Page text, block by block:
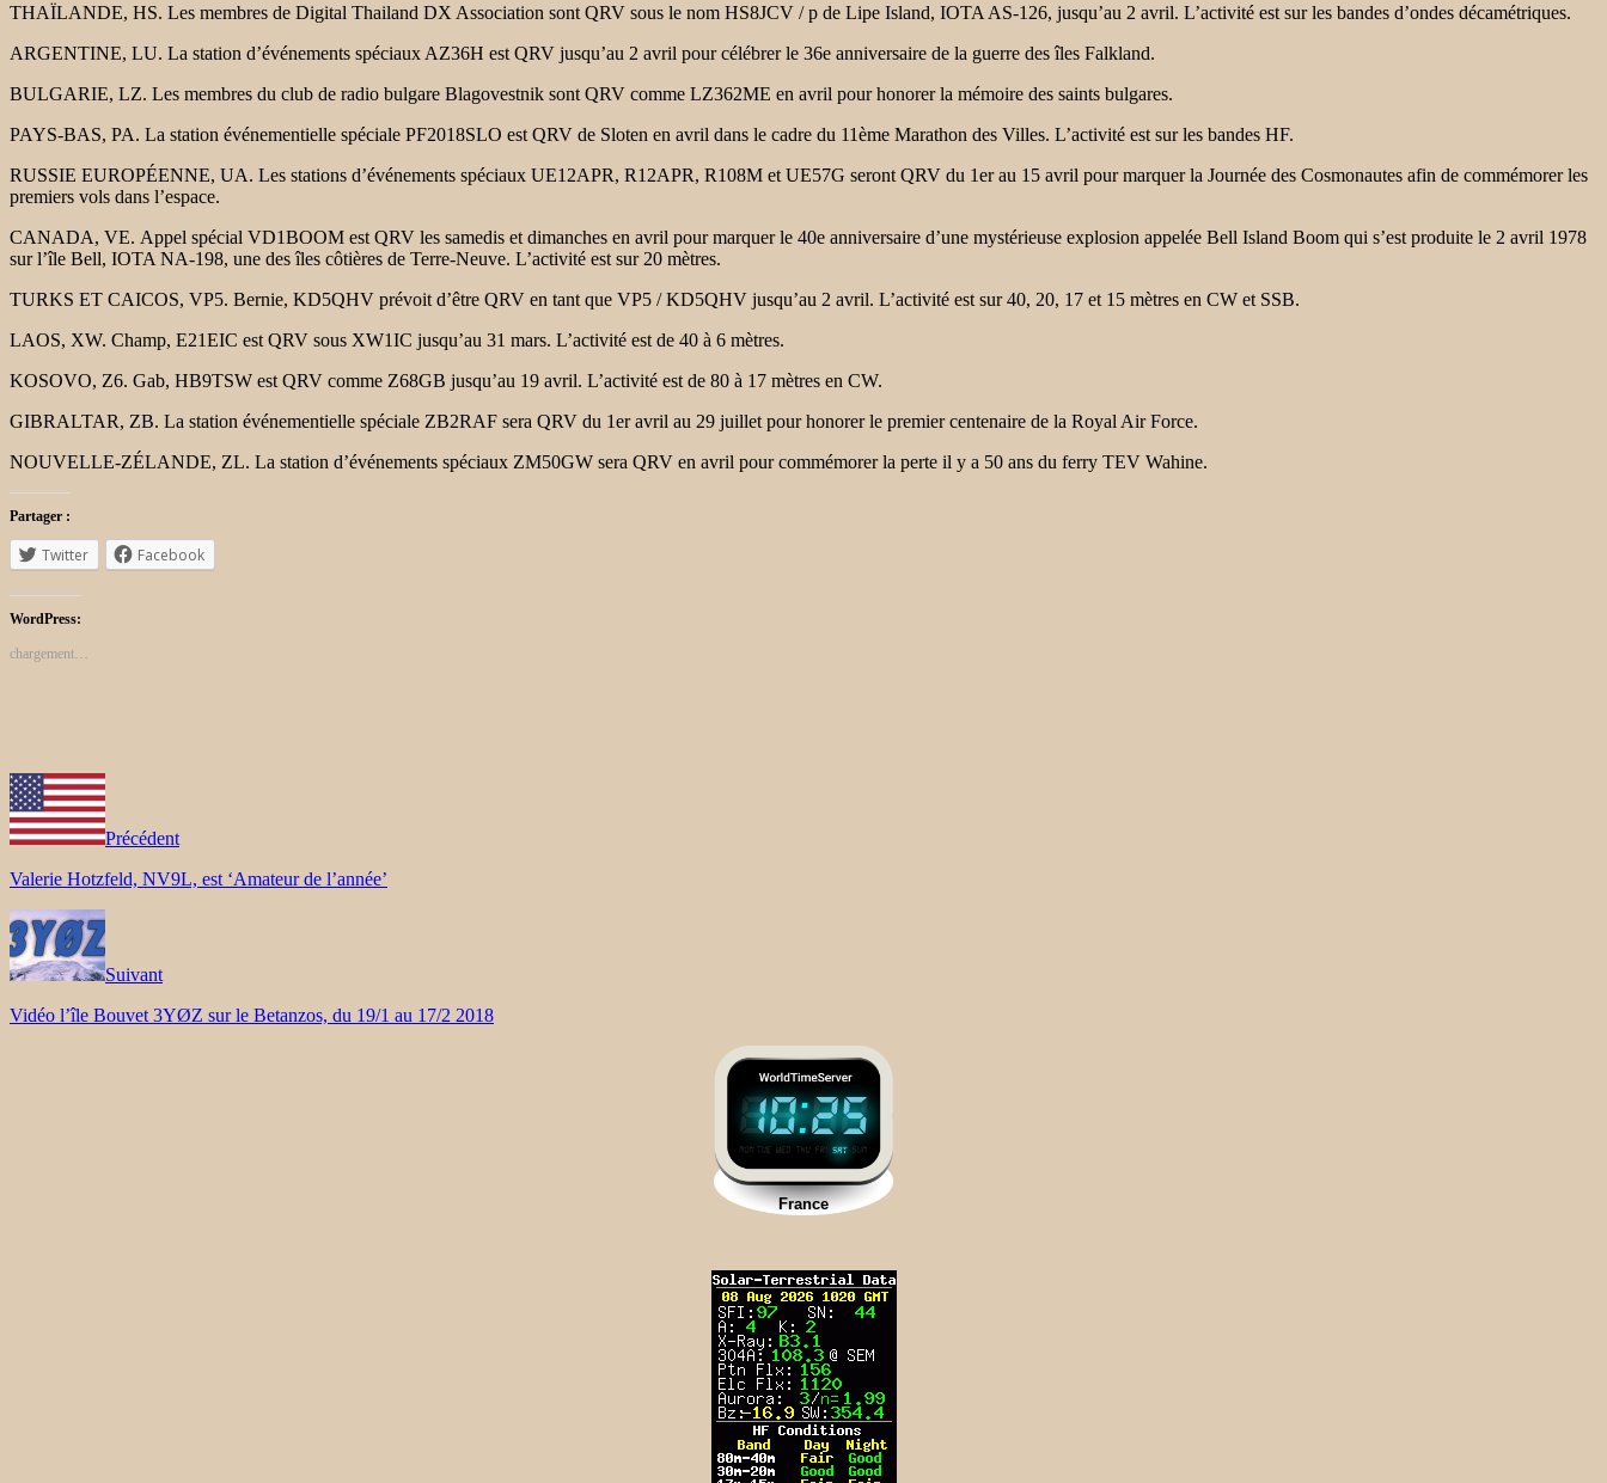
THAÏLANDE, HS. Les membres de Digital Thailand DX Association sont QRV sous le nom HS8JCV / p de Lipe Island, IOTA AS-126, jusqu’au 2 avril. L’activité est sur les bandes d’ondes décamétriques.
ARGENTINE, LU. La station d’événements spéciaux AZ36H est QRV jusqu’au 2 avril pour célébrer le 36e anniversaire de la guerre des îles Falkland.
BULGARIE, LZ. Les membres du club de radio bulgare Blagovestnik sont QRV comme LZ362ME en avril pour honorer la mémoire des saints bulgares.
PAYS-BAS, PA. La station événementielle spéciale PF2018SLO est QRV de Sloten en avril dans le cadre du 11ème Marathon des Villes. L’activité est sur les bandes HF.
RUSSIE EUROPÉENNE, UA. Les stations d’événements spéciaux UE12APR, R12APR, R108M et UE57G seront QRV du 1er au 15 avril pour marquer la Journée des Cosmonautes afin de commémorer les
premiers vols dans l’espace.
CANADA, VE. Appel spécial VD1BOOM est QRV les samedis et dimanches en avril pour marquer le 40e anniversaire d’une mystérieuse explosion appelée Bell Island Boom qui s’est produite le 2 avril 1978
sur l’île Bell, IOTA NA-198, une des îles côtières de Terre-Neuve. L’activité est sur 20 mètres.
TURKS ET CAICOS, VP5. Bernie, KD5QHV prévoit d’être QRV en tant que VP5 / KD5QHV jusqu’au 2 avril. L’activité est sur 40, 20, 17 et 15 mètres en CW et SSB.
LAOS, XW. Champ, E21EIC est QRV sous XW1IC jusqu’au 31 mars. L’activité est de 40 à 6 mètres.
KOSOVO, Z6. Gab, HB9TSW est QRV comme Z68GB jusqu’au 19 avril. L’activité est de 80 à 17 mètres en CW.
GIBRALTAR, ZB. La station événementielle spéciale ZB2RAF sera QRV du 1er avril au 29 juillet pour honorer le premier centenaire de la Royal Air Force.
NOUVELLE-ZÉLANDE, ZL. La station d’événements spéciaux ZM50GW sera QRV en avril pour commémorer la perte il y a 50 ans du ferry TEV Wahine.
Partager :
Twitter Facebook
WordPress:
chargement…
Précédent
Valerie Hotzfeld, NV9L, est ‘Amateur de l’année’
Suivant
Vidéo l’île Bouvet 3YØZ sur le Betanzos, du 19/1 au 17/2 2018